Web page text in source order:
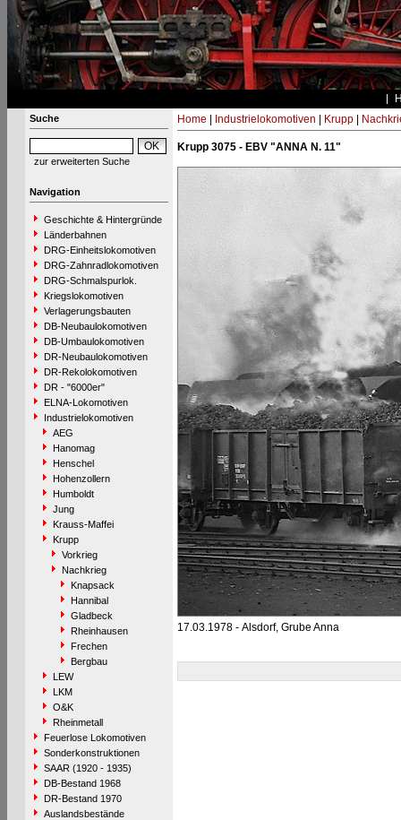
Suche
zur erweiterten Suche
Navigation
Geschichte & Hintergründe
Länderbahnen
DRG-Einheitslokomotiven
DRG-Zahnradlokomotiven
DRG-Schmalspurlok.
Kriegslokomotiven
Verlagerungsbauten
DB-Neubaulokomotiven
DB-Umbaulokomotiven
DR-Neubaulokomotiven
DR-Rekolokomotiven
DR - "6000er"
ELNA-Lokomotiven
Industrielokomotiven
AEG
Hanomag
Henschel
Hohenzollern
Humboldt
Jung
Krauss-Maffei
Krupp
Vorkrieg
Nachkrieg
Knapsack
Hannibal
Gladbeck
Rheinhausen
Frechen
Bergbau
LEW
LKM
O&K
Rheinmetall
Feuerlose Lokomotiven
Sonderkonstruktionen
SAAR (1920 - 1935)
DB-Bestand 1968
DR-Bestand 1970
Auslandsbestände
Home Industrielokomotiven Krupp|
Krupp 3075 - EBV "ANNA N. 11"
17.03.1978 - Alsdorf, Grube Anna